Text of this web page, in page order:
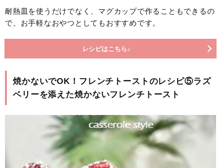
耐熱皿を使うだけでなく、マグカップで作ることもできるの
で、お手軽なおやつとしてもおすすめです。
レシピはこちら♪
焼かないでOK！フレンチトーストのレシピ⑤ラズ
ベリーを添えた焼かないフレンチトースト